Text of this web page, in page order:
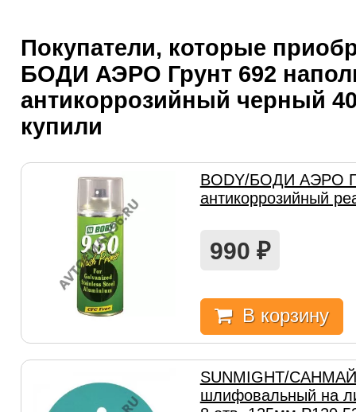
Покупатели, которые
БОДИ АЭРО Грунт 692
антикоррозийный черный
купили
BODY/БОДИ АЭРО
антикоррозийный
990 ₽
В корзину
SUNMIGHT/
шлифовальный на